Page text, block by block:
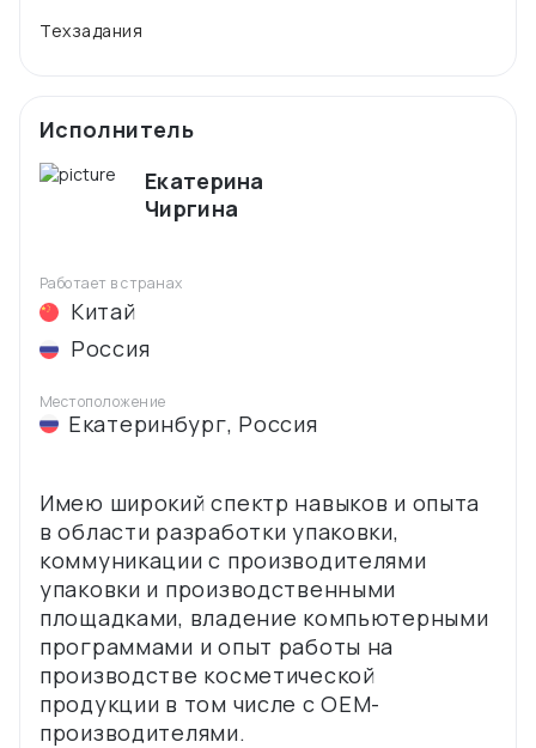
Исполнитель
Екатерина
Чиргина
Работает в странах
Китай
Россия
Местоположение
Екатеринбург, Россия
Имею широкий спектр навыков и опыта
в области разработки упаковки,
коммуникации с производителями
упаковки и производственными
площадками, владение компьютерными
программами и опыт работы на
производстве косметической
продукции в том числе с OEM-
производителями.